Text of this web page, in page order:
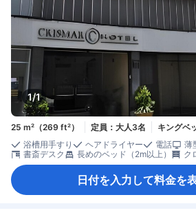
1/1
25 m²（269 ft²） 定員：大人3名
キングベ
浴槽用手すり
ヘアドライヤー 電話 薄
書斎デスク
長めのベッド（2m以上） ク
日付を入力して料金を